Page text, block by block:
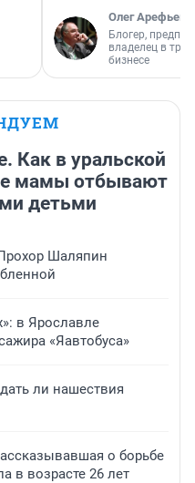
Олег Арефьев
Блогер,
владелец в
бизнесе
Как в уральской
мамы отбывают
детьми
Шаляпин
в Ярославле
«Яавтобуса»
ли нашествия
о борьбе
в возрасте 26 лет